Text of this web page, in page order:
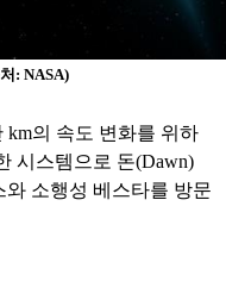
: NASA)
km의 속도 변화를 위하
시스템으로 돈(Dawn)
소행성 베스타를 방문